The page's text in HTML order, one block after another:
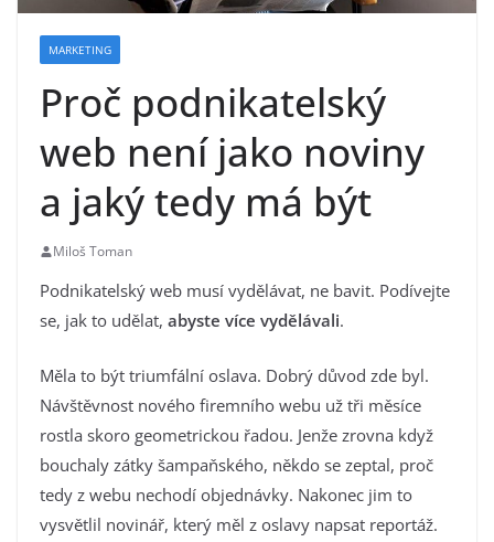
MARKETING
Proč podnikatelský
web není jako noviny
a jaký tedy má být
Miloš Toman
Podnikatelský web musí vydělávat, ne bavit. Podívejte
se, jak to udělat, abyste více vydělávali.
Měla to být triumfální oslava. Dobrý důvod zde byl.
Návštěvnost nového firemního webu už tři měsíce
rostla skoro geometrickou řadou. Jenže zrovna když
bouchaly zátky šampaňského, někdo se zeptal, proč
tedy z webu nechodí objednávky. Nakonec jim to
vysvětlil novinář, který měl z oslavy napsat reportáž.